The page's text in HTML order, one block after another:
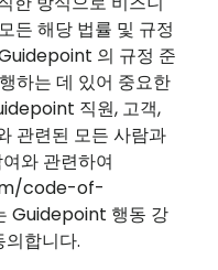
든 해당 법률 및 규정
의 규정 준
하는 데 있어 중요한
직원, 고객,
관련된 모든 사람과
와 관련하여
code-of-
Guidepoint 행동 강
합니다.